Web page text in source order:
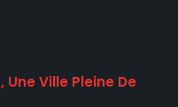
Une Ville Pleine De